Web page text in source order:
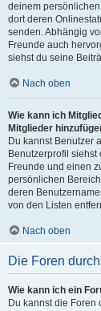
deinem
dort deren
senden. Abhängig
Freunde auch
siehst du seine
Nach oben
Wie kann ich
Mitglieder
Du kannst Benutzer
Benutzerprofil
Freunde und einen
persönlichen
deren
von den Listen
Nach oben
Die Foren
Wie kann ich ein
Du kannst die